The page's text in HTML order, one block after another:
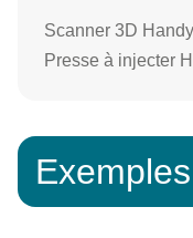
Scanner 3D
Presse à injecter